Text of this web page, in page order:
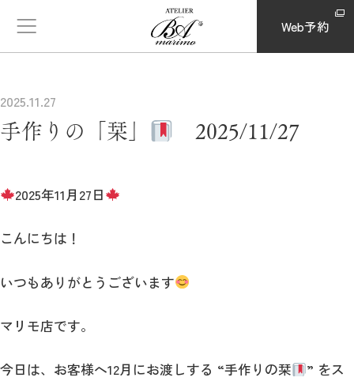
Web予約
2025.11.27
手作りの「栞」 2025/11/27
2025年11月27日
こんにちは！
いつもありがとうございます
マリモ店です。
今日は、お客様へ12月にお渡しする “手作りの栞
” をス